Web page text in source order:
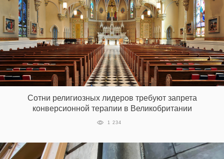
Сотни религиозных лидеров требуют запрета
конверсионной терапии в Великобритании
1 234